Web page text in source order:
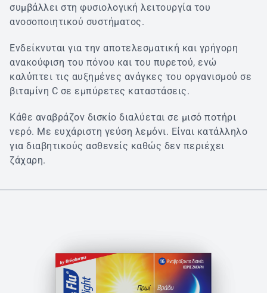
συμβάλλει στη φυσιολογική λειτουργία του
ανοσοποιητικού συστήματος.
Ενδείκνυται για την αποτελεσματική και γρήγορη
ανακούφιση του πόνου και του πυρετού, ενώ
καλύπτει τις αυξημένες ανάγκες του οργανισμού σε
βιταμίνη C σε εμπύρετες καταστάσεις.
Κάθε αναβράζον δισκίο διαλύεται σε μισό ποτήρι
νερό. Με ευχάριστη γεύση λεμόνι. Είναι κατάλληλο
για διαβητικούς ασθενείς καθώς δεν περιέχει
ζάχαρη.